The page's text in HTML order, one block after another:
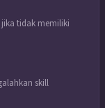
tidak memiliki
skill